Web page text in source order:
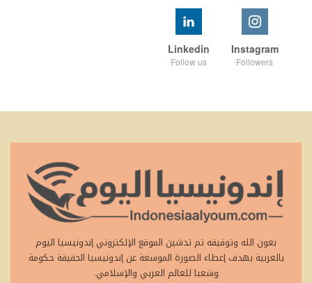
Instagram
Followers
Linkedin
Follow us
بعون الله وتوفيقه تم تدشين الموقع الإلكتروني إندونيسيا اليوم
بالعربية بهدف إعطاء الصورة الموسعة عن إندونيسيا الحقيقة حكومة
وشعبا للعالم العربي والإسلامي.